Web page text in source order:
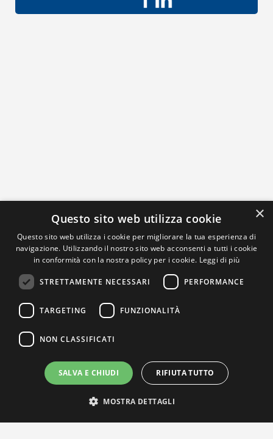
×
Questo sito web utilizza cookie
Questo sito web utilizza i cookie per migliorare la tua esperienza di
navigazione. Utilizzando il nostro sito web acconsenti a tutti i cookie
in conformità con la nostra policy per i cookie. Leggi di più
STRETTAMENTE NECESSARI PERFORMANCE
TARGETING FUNZIONALITÀ
NON CLASSIFICATI
SALVA E CHIUDI RIFIUTA TUTTO
MOSTRA DETTAGLI